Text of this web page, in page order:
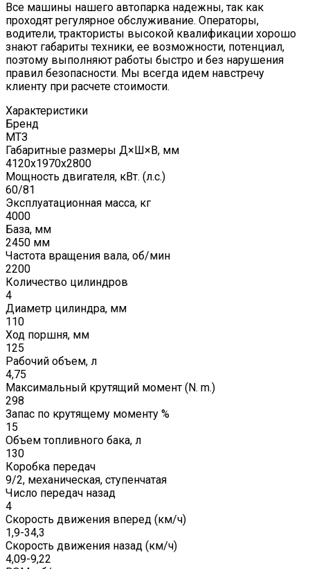
Все машины нашего автопарка надежны, так как
проходят регулярное обслуживание. Операторы,
водители, трактористы высокой квалификации хорошо
знают габариты техники, ее возможности, потенциал,
поэтому выполняют работы быстро и без нарушения
правил безопасности. Мы всегда идем навстречу
клиенту при расчете стоимости.
Характеристики
Бренд
МТЗ
Габаритные размеры Д×Ш×В, мм
4120х1970х2800
Мощность двигателя, кВт. (л.с.)
60/81
Эксплуатационная масса, кг
4000
База, мм
2450 мм
Частота вращения вала, об/мин
2200
Количество цилиндров
4
Диаметр цилиндра, мм
110
Ход поршня, мм
125
Рабочий объем, л
4,75
Максимальный крутящий момент (N. m.)
298
Запас по крутящему моменту %
15
Объем топливного бака, л
130
Коробка передач
9/2, механическая, ступенчатая
Число передач назад
4
Скорость движения вперед (км/ч)
1,9-34,3
Скорость движения назад (км/ч)
4,09-9,22